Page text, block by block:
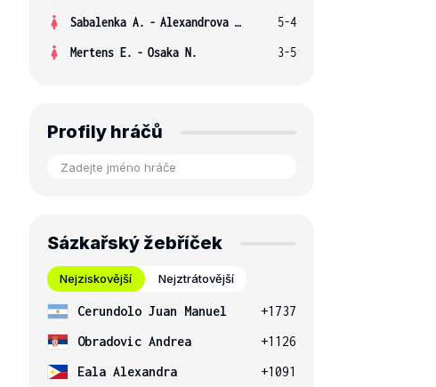
Sabalenka A. - Alexandrova E.
5-4
Mertens E. - Osaka N. 3-5
Profily hráčů
Sázkařský žebříček
Nejziskovější Nejztrátovější
Cerundolo Juan Manuel
+1737
Obradovic Andrea
+1126
Eala Alexandra
+1091